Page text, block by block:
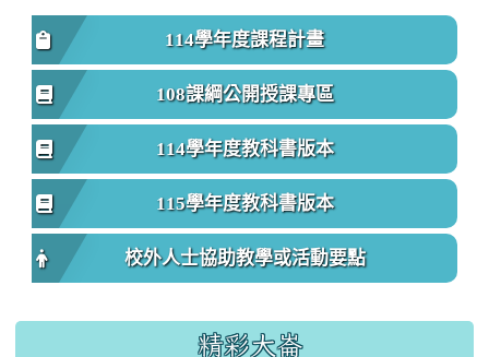
114學年度課程計畫
108課綱公開授課專區
114學年度教科書版本
115學年度教科書版本
校外人士協助教學或活動要點
精彩大崙